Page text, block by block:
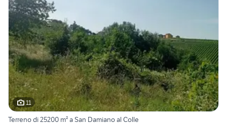
11
Terreno di 25200 m² a San Damiano al Colle